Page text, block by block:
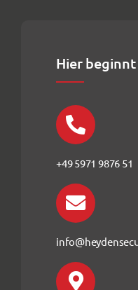
Hier
+49 5971 9876 51